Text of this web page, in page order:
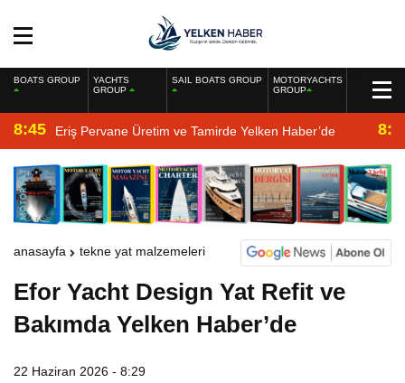
BOATS GROUP
YACHTS
GROUP
SAIL BOATS GROUP
MOTORYACHTS
GROUP
8:45 Eriş Pervane Üretim ve Tamirde Yelken Haber’de
anasayfa tekne yat malzemeleri
Efor Yacht Design Yat Refit ve
Bakımda Yelken Haber’de
22 Haziran 2026 - 8:29